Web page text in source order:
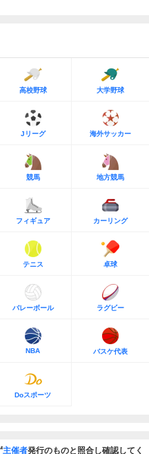
高校野球 大学野球
Jリーグ 海外サッカー
競馬 地方競馬
フィギュア カーリング
テニス 卓球
バレーボール ラグビー
NBA バスケ代表
Doスポーツ
主催者発行のものと照合し確認してく